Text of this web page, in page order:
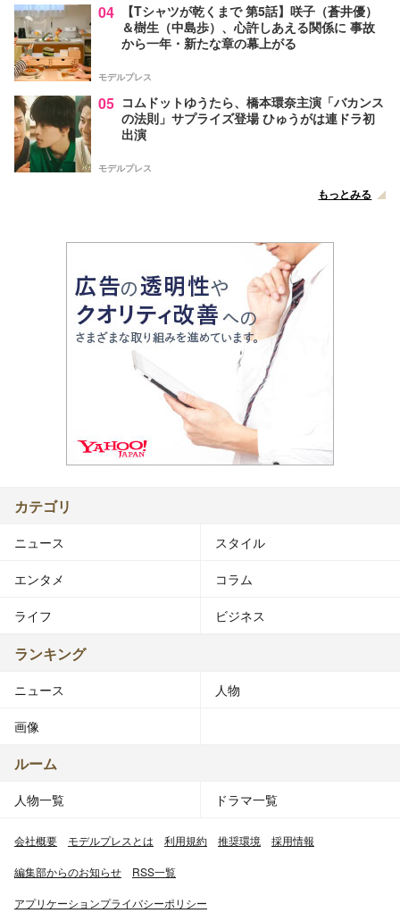
04
【Tシャツが乾くまで 第5話】咲子（蒼井優）
＆樹生（中島歩）、心許しあえる関係に 事故
から一年・新たな章の幕上がる
モデルプレス
05 コムドットゆうたら、橋本環奈主演「バカンス
の法則」サプライズ登場 ひゅうがは連ドラ初
出演
モデルプレス
もっとみる
カテゴリ
ニュース スタイル
エンタメ コラム
ライフ ビジネス
ランキング
ニュース 人物
画像
ルーム
人物一覧 ドラマ一覧
会社概要 モデルプレスとは 利用規約 推奨環境 採用情報
編集部からのお知らせ RSS一覧
アプリケーションプライバシーポリシー